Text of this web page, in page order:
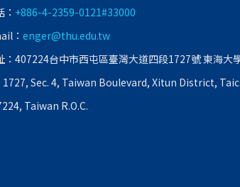
： +886-4-2359-0121#33000
： enger@thu.edu.tw
：407224台中市西屯區臺灣大道四段1727號 東海大
1727, Sec. 4, Taiwan Boulevard, Xitun District,
Taiwan R.O.C.